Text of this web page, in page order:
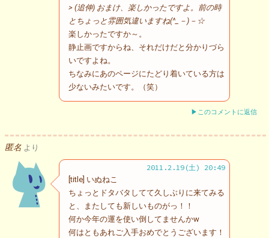
> (追伸) おまけ、楽しかったですよ。前の時
とちょっと雰囲気違いますね(^_－)－☆
楽しかったですか～。
静止画ですからね、それだけだと分かりづら
いですよね。
ちなみにあのページにたどり着いている方は
少ないみたいです。（笑）
▶このコメントに返信
匿名 より
2011.2.19(土) 20:49
[title] いぬねこ
ちょっとドタバタしてて久しぶりに来てみる
と、またしても新しいものがっ！！
何か今年の運を使い倒してませんかw
何はともあれご入手おめでとうございます！